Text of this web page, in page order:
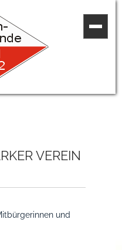
VEREIN
und